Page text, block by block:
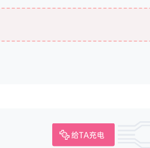
给TA充电